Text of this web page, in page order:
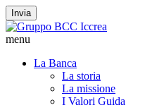
Invia
menu
La Banca
La storia
La missione
I Valori Guida